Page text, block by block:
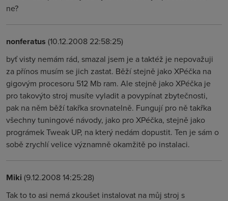
ne?
nonferatus (10.12.2008 22:58:25)
byť visty nemám rád, smazal jsem je a taktéž je nepovažuji
za přínos musím se jich zastat. Běží stejně jako XPéčka na
gigovým procesoru 512 Mb ram. Ale stejně jako XPéčka je
pro takovýto stroj musíte vyladit a povypínat zbytečnosti,
pak na něm běží takřka srovnatelně. Fungují pro ně takřka
všechny tuningové návody, jako pro XPéčka, stejně jako
prográmek Tweak UP, na který nedám dopustit. Ten je sám o
sobě zrychlí velice významně okamžitě po instalaci.
Miki (9.12.2008 14:25:28)
Tak to to asi nemá zkoušet instalovat na můj stroj s